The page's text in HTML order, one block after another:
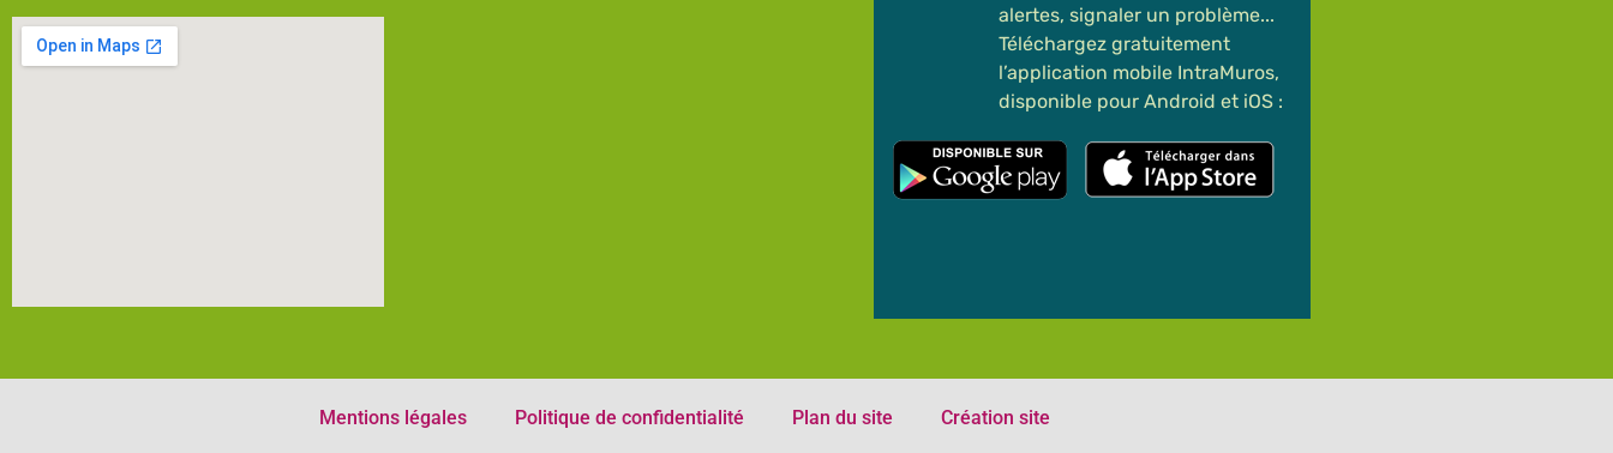
alertes, signaler un problème...
Téléchargez gratuitement
l’application mobile IntraMuros,
disponible pour Android et iOS :
Mentions légales Politique de confidentialité Plan du site Création site